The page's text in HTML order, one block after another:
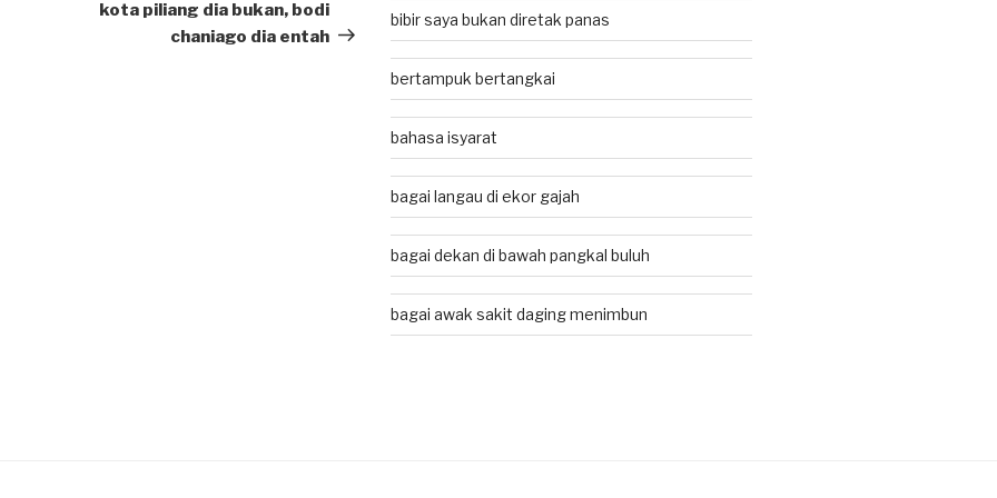
kota piliang dia bukan, bodi
chaniago dia entah
bibir saya bukan diretak panas
bertampuk bertangkai
bahasa isyarat
bagai langau di ekor gajah
bagai dekan di bawah pangkal buluh
bagai awak sakit daging menimbun